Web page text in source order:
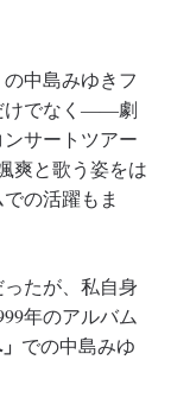
中島みゆきフ
けでなく――劇
サートツアー
爽と歌う姿をは
の活躍もま
たが、私自身
年のアルバム
での中島みゆ